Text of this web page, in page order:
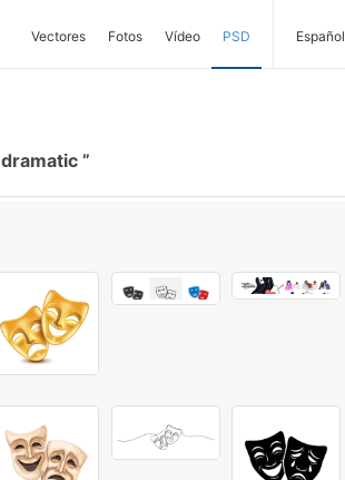
Vectores Fotos Vídeo PSD Español
dramatic